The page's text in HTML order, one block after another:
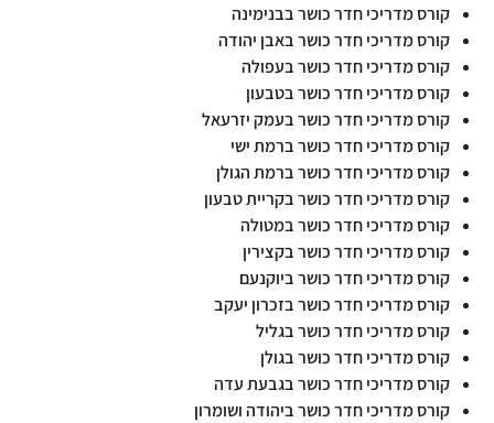
קורס מדריכי חדר כושר בבנימינה
קורס מדריכי חדר כושר באבן יהודה
קורס מדריכי חדר כושר בעפולה
קורס מדריכי חדר כושר בטבעון
קורס מדריכי חדר כושר בעמק יזרעאל
קורס מדריכי חדר כושר ברמת ישי
קורס מדריכי חדר כושר ברמת הגולן
קורס מדריכי חדר כושר בקריית טבעון
קורס מדריכי חדר כושר במטולה
קורס מדריכי חדר כושר בקצירין
קורס מדריכי חדר כושר ביוקנעם
קורס מדריכי חדר כושר בזכרון יעקב
קורס מדריכי חדר כושר בגליל
קורס מדריכי חדר כושר בגולן
קורס מדריכי חדר כושר בגבעת עדה
קורס מדריכי חדר כושר ביהודה ושומרון